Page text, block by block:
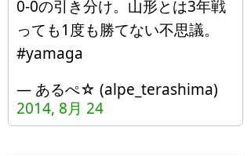
0-0の引き分け。山形とは3年戦
っても1度も勝てない不思議。
#yamaga
— あるぺ☆ (alpe_terashima)
2014, 8月 24